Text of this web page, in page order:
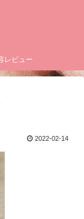
レビュー
2022-02-14